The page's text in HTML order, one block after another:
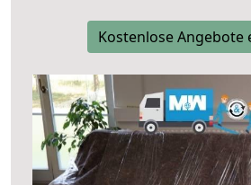
Kostenlose Angebote